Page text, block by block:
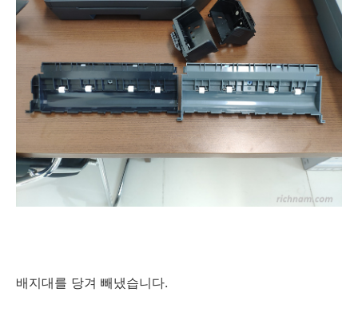
배지대를 당겨 빼냈습니다.